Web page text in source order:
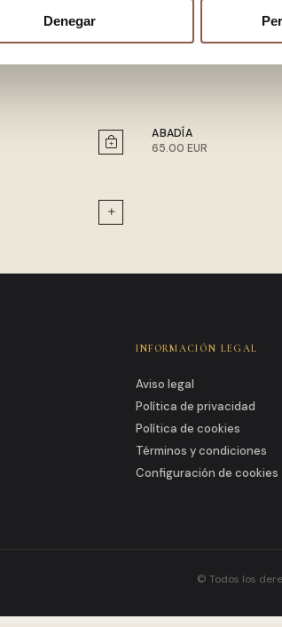
Denegar
ABADÍA
65.00 EUR
INFORMACIÓN LEGAL
Aviso legal
Política de privacidad
Política de cookies
Términos y condiciones
Configuración de cookies
© Todos los